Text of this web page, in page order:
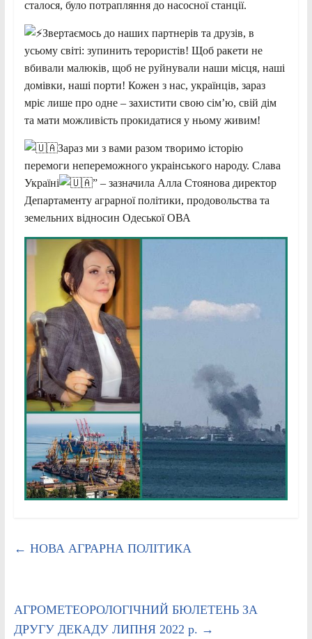
сталося, було потрапляння до насосної станції.
Звертаємось до наших партнерів та друзів, в
усьому світі: зупинить терористів! Щоб ракети не
вбивали малюків, щоб не руйнували наши місця, наші
домівки, наші порти! Кожен з нас, українців, зараз
мріє лише про одне – захистити свою сім’ю, свій дім
та мати можливість прокидатися у ньому живим!
Зараз ми з вами разом творимо історію
перемоги непереможного украінського народу. Слава
Україні
” – зазначила Алла Стоянова директор
Департаменту аграрної політики, продовольства та
земельних відносин Одеської ОВА
← НОВА АГРАРНА ПОЛІТИКА
АГРОМЕТЕОРОЛОГІЧНИЙ БЮЛЕТЕНЬ ЗА
ДРУГУ ДЕКАДУ ЛИПНЯ 2022 р. →